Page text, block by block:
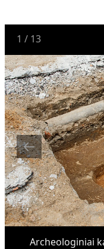
1 / 13
Archeologiniai